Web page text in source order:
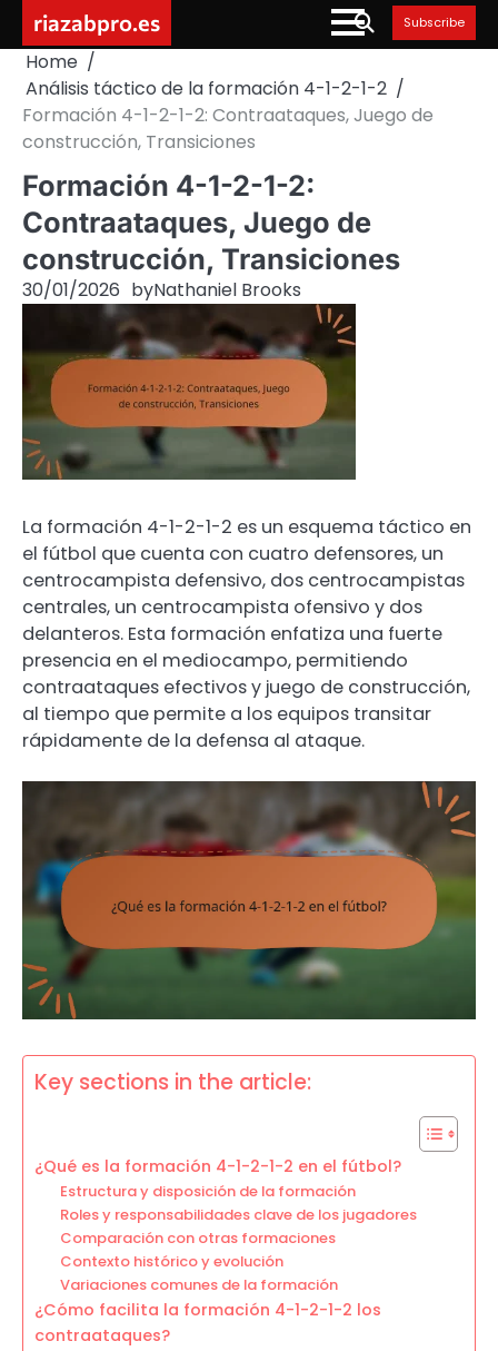
content
riazabpro.es Subscribe
Home
Análisis táctico de la formación 4-1-2-1-2
Formación 4-1-2-1-2: Contraataques, Juego de
construcción, Transiciones
Formación 4-1-2-1-2:
Contraataques, Juego de
construcción, Transiciones
30/01/2026 byNathaniel Brooks
La formación 4-1-2-1-2 es un esquema táctico en
el fútbol que cuenta con cuatro defensores, un
centrocampista defensivo, dos centrocampistas
centrales, un centrocampista ofensivo y dos
delanteros. Esta formación enfatiza una fuerte
presencia en el mediocampo, permitiendo
contraataques efectivos y juego de construcción,
al tiempo que permite a los equipos transitar
rápidamente de la defensa al ataque.
Key sections in the article:
¿Qué es la formación 4-1-2-1-2 en el fútbol?
Estructura y disposición de la formación
Roles y responsabilidades clave de los jugadores
Comparación con otras formaciones
Contexto histórico y evolución
Variaciones comunes de la formación
¿Cómo facilita la formación 4-1-2-1-2 los
contraataques?